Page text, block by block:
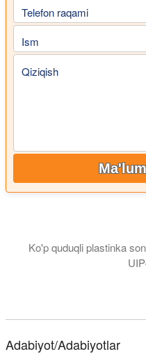
Telefon raqami
Ism
Qiziqish
Ko'p quduqli plastinka
Adabiyot/Adabiyotlar